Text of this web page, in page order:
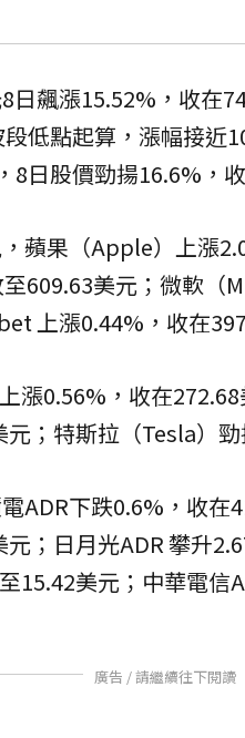
日飆漲15.52%，收在
低點起算，漲幅接近
8日股價勁揚16.6%，
蘋果（Apple）上漲
609.63美元；微軟（
上漲0.44%，收在
漲0.56%，收在
；特斯拉（Tesla）
ADR下跌0.6%，收在
；日月光ADR 攀升
15.42美元；中華電信
廣告 / 請繼續往下閱讀